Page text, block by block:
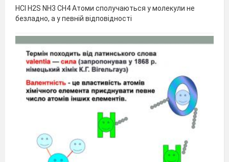
HCl H2S NH3 CH4 Атоми сполучаються у молекули не
безладно, а у певній відповідності